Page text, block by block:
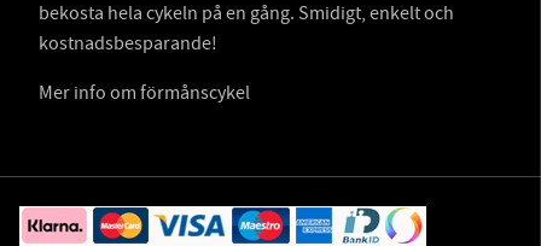
bekosta hela cykeln på en gång. Smidigt, enkelt och
kostnadsbesparande!
Mer info om förmånscykel